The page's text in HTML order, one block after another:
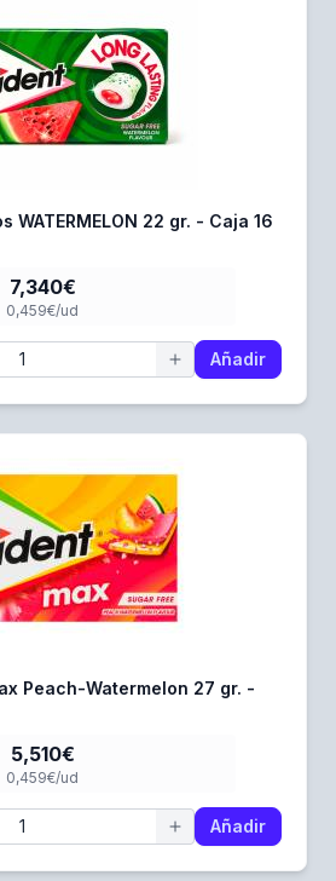
WATERMELON 22 gr. - Caja 16
7,340€
0,459€/ud
Añadir
Peach-Watermelon 27 gr. -
5,510€
0,459€/ud
Añadir